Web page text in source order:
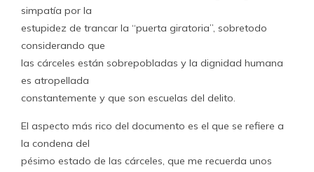
simpatía por la
estupidez de trancar la “puerta giratoria”, sobretodo
considerando que
las cárceles están sobrepobladas y la dignidad humana
es atropellada
constantemente y que son escuelas del delito.
El aspecto más rico del documento es el que se refiere a
la condena del
pésimo estado de las cárceles, que me recuerda unos